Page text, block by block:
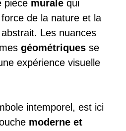
pièce murale qui
de la nature et la
Les nuances
géométriques se
expérience visuelle
intemporel, est ici
moderne et